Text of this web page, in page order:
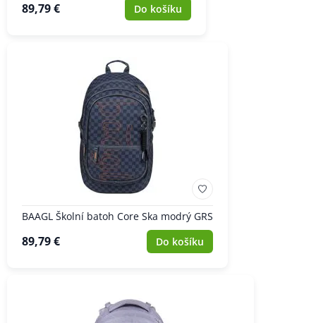
89,79 € Do košíku
BAAGL Školní batoh Core Ska modrý GRS
89,79 € Do košíku